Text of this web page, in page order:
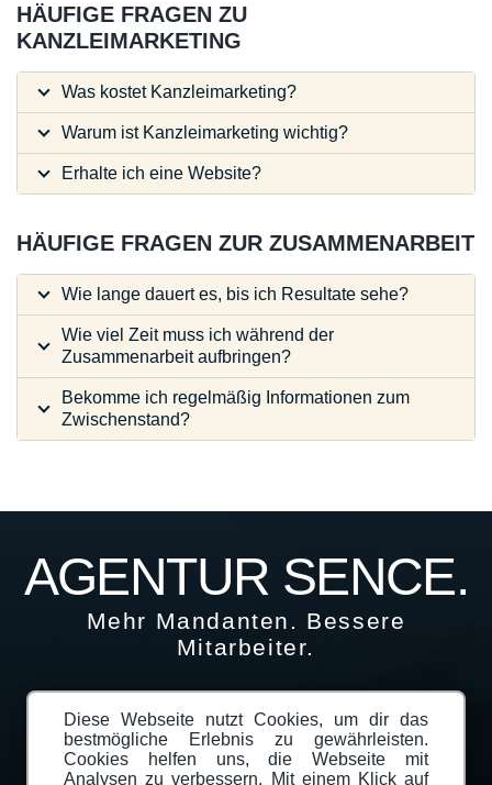
HÄUFIGE FRAGEN ZU
KANZLEIMARKETING
Was kostet Kanzleimarketing?
Warum ist Kanzleimarketing wichtig?
Erhalte ich eine Website?
HÄUFIGE FRAGEN ZUR ZUSAMMENARBEIT
Wie lange dauert es, bis ich Resultate sehe?
Wie viel Zeit muss ich während der
Zusammenarbeit aufbringen?
Bekomme ich regelmäßig Informationen zum
Zwischenstand?
AGENTUR SENCE.
Mehr Mandanten. Bessere
Mitarbeiter.
Home Karriere Blog Lexikon
Webdesign
Tätigkeitsorte
Kanzleimarketing Tätigkeitsorte
Diese Webseite nutzt Cookies, um dir das
bestmögliche Erlebnis zu gewährleisten.
Cookies helfen uns, die Webseite mit
Analysen zu verbessern. Mit einem Klick auf